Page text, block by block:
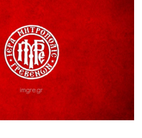
αλλοδαπός, για κλοπή
| Υπαίθριο Θέατρο “Καστράκι”,
Τρίκωμο – «Γιορτή Παράδοσης»